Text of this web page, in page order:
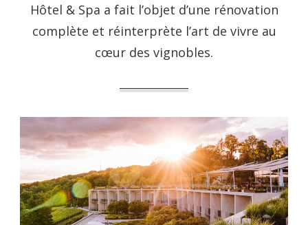
Hôtel & Spa a fait l’objet d’une rénovation
complète et réinterprète l’art de vivre au
cœur des vignobles.